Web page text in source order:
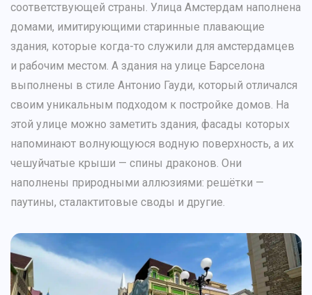
соответствующей страны. Улица Амстердам наполнена
домами, имитирующими старинные плавающие
здания, которые когда-то служили для амстердамцев
и рабочим местом. А здания на улице Барселона
выполнены в стиле Антонио Гауди, который отличался
своим уникальным подходом к постройке домов. На
этой улице можно заметить здания, фасады которых
напоминают волнующуюся водную поверхность, а их
чешуйчатые крыши — спины драконов. Они
наполнены природными аллюзиями: решётки —
паутины, сталактитовые своды и другие.